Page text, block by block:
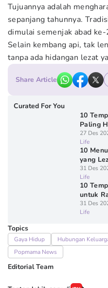
Tujuannya adalah
sepanjang tahunnya.
dimulai semenjak abad
Selain kembang api, tak
tanpa ada hidangan lezat
Share Article
Curated For You
10
Paling
27 Des
Life
10
yang
31 Des
Life
10
untuk
31 Des
Life
Topics
Gaya Hidup Hubungan
Popmama News
Editorial Team